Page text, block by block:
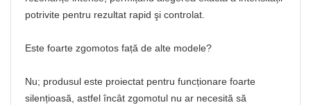
potrivite pentru rezultat rapid şi controlat.
Este foarte zgomotos față de alte modele?
Nu; produsul este proiectat pentru funcționare foarte
silențioasă, astfel încât zgomotul nu ar necesită să